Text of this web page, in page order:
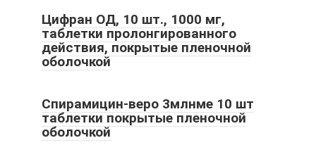
Цифран ОД, 10 шт., 1000 мг,
таблетки пролонгированного
действия, покрытые пленочной
оболочкой
Спирамицин-веро 3млнме 10 шт
таблетки покрытые пленочной
оболочкой